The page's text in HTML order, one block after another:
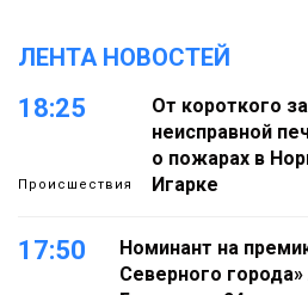
ЛЕНТА НОВОСТЕЙ
18:25
Происшествия
От короткого
неисправной
о пожарах в
Игарке
17:50
Номинант на
Северного